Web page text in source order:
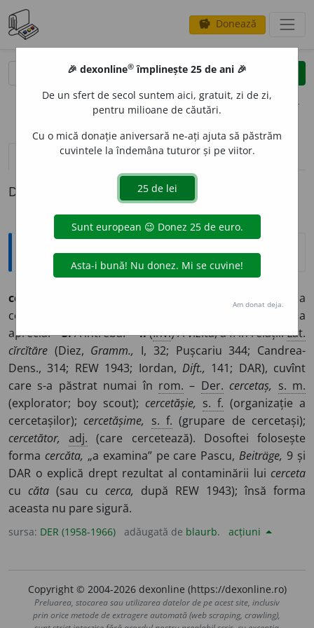
savings Donează
clear
opțiuni
definiții (1) pronunțievolume_up (25)
Definiția cu ID-ul 433022:
Etimologice
cercet
A examina, a
cerceta, a iscodi, a verifica. –
A consulta, a sonda, a
aprecia. –3.A întreba. –4.(Înv.) A vizita, a fi în relații.Lat.
cĭrcĭtāre (Diez, Gramm., I, 32; Pușcariu 344; Candrea-
Dens., 314; REW 1943; Iordan, Dift., 141; DAR), cuvînt
care s-a păstrat numai în rom. – Der. cercetaș, s. m.
(explorator; boy scout); cercetășie, s. f. (organizație a
cercetașilor);cercetășime, s. f. (grupare de cercetași);
cercetător,
adj. (care cercetează). Dosoftei folosește
forma cercăta, „a examina” pe care Pascu,Beiträge, 9 și
DAR o explică drept rezultat al contaminării lui cerceta
cu căta (sau cu cerca, după REW 1943); însă forma
aceasta nu pare sigură.
sursa: DER (1958-1966) adăugată de blaurb. acțiuni
Copyright © 2004-2026 dexonline (https://dexonline.ro)
Preluarea, stocarea sau utilizarea datelor de pe acest site, inclusiv
prin orice metode de extragere automată (web scraping, crawling),
🎉 dexonline® împlinește 25 de ani 🎉
De un sfert de secol suntem aici, gratuit, zi de zi,
pentru milioane de căutări.
Cu o mică donație aniversară ne-ați ajuta să păstrăm
cuvintele la îndemâna tuturor și pe viitor.
Am donat deja.